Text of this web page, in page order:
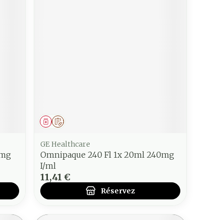
Sur prescription
Médicament
GE Healthcare
Omnipaque 240 Fl 1x 20ml 240mg
I/ml
11,41 €
Réservez